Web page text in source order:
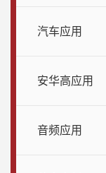
汽车应用
安华高应用
音频应用